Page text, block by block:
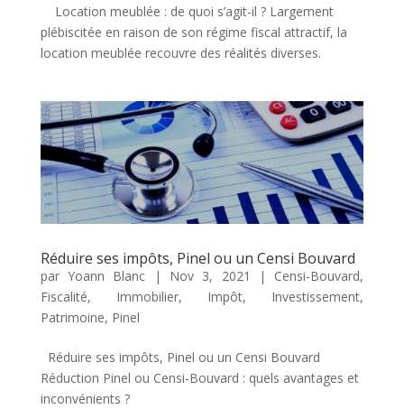
Location meublée : de quoi s’agit-il ? Largement
plébiscitée en raison de son régime fiscal attractif, la
location meublée recouvre des réalités diverses.
Réduire ses impôts, Pinel ou un Censi Bouvard
parYoann Blanc | Nov 3, 2021 | Censi-Bouvard,
Fiscalité, Immobilier, Impôt, Investissement,
Patrimoine, Pinel
Réduire ses impôts, Pinel ou un Censi Bouvard
Réduction Pinel ou Censi-Bouvard : quels avantages et
inconvénients ?